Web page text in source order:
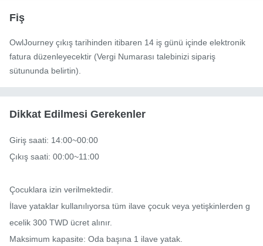
Fiş
OwlJourney çıkış tarihinden itibaren 14 iş günü içinde elektronik
fatura düzenleyecektir (Vergi Numarası talebinizi sipariş
sütununda belirtin).
Dikkat Edilmesi Gerekenler
Giriş saati: 14:00~00:00
Çıkış saati: 00:00~11:00
Çocuklara izin verilmektedir.
İlave yataklar kullanılıyorsa tüm ilave çocuk veya yetişkinlerden g
ecelik 300 TWD ücret alınır.
Maksimum kapasite: Oda başına 1 ilave yatak.